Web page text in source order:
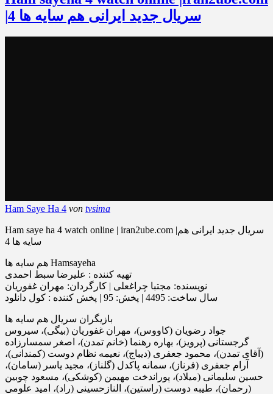
|سریال جدید ایرانی هم سایه ها 4
Ham Saye Ha 4 von tvsima
Ham saye ha 4 watch online | iran2ube.com |سریال جدید ایرانی هم
سایه ها 4
هم سایه ها Hamsayeha
تهیه‌ کننده : علیرضا سبط احمدی
نویسنده: مجتبا چراغعلی | کارگردان: مهران غفوریان
سال ساخت: 4495 | پخش: 95 | پخش کننده : کول دانلود
بازیگران سریال هم سایه ها
جواد رضویان (کاووس)، مهران غفوریان (بیگى)، سیروس
گرجستانى (پرویز)، بهاره رهنما (خانم تمدن)، اصغر سمسارزاده
(آقاى تمدن)، محمود جعفرى (دیباج)، نعیمه نظام دوست (کمندانى)،
آرام جعفرى (فرناز)، سمانه پاکدل (گلناز)، مجید یاسر (سامان)،
حسین سلیمانى (میلاد)، پوراندخت مهیمن (کوشکى)، مسعود چوبین
(رحمان)، طیبه دوست (راستین)، النازحسینى (راد)، امید علومى